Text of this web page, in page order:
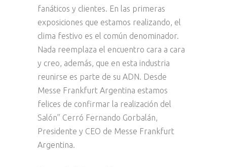
fanáticos y clientes. En las primeras
exposiciones que estamos realizando, el
clima festivo es el común denominador.
Nada reemplaza el encuentro cara a cara
y creo, además, que en esta industria
reunirse es parte de su ADN. Desde
Messe Frankfurt Argentina estamos
felices de confirmar la realización del
Salón” Cerró Fernando Gorbalán,
Presidente y CEO de Messe Frankfurt
Argentina.